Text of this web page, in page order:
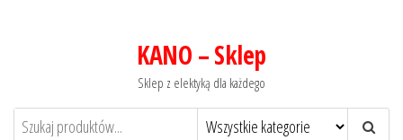
KANO – Sklep
Sklep z elektyką dla każdego